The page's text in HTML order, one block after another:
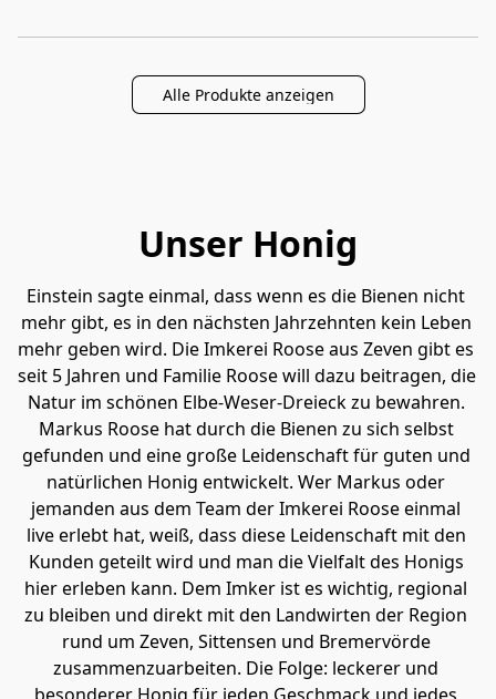
Alle Produkte anzeigen
Unser Honig
Einstein sagte einmal, dass wenn es die Bienen nicht
mehr gibt, es in den nächsten Jahrzehnten kein Leben
mehr geben wird. Die Imkerei Roose aus Zeven gibt es
seit 5 Jahren und Familie Roose will dazu beitragen, die
Natur im schönen Elbe-Weser-Dreieck zu bewahren.
Markus Roose hat durch die Bienen zu sich selbst
gefunden und eine große Leidenschaft für guten und
natürlichen Honig entwickelt. Wer Markus oder
jemanden aus dem Team der Imkerei Roose einmal
live erlebt hat, weiß, dass diese Leidenschaft mit den
Kunden geteilt wird und man die Vielfalt des Honigs
hier erleben kann. Dem Imker ist es wichtig, regional
zu bleiben und direkt mit den Landwirten der Region
rund um Zeven, Sittensen und Bremervörde
zusammenzuarbeiten. Die Folge: leckerer und